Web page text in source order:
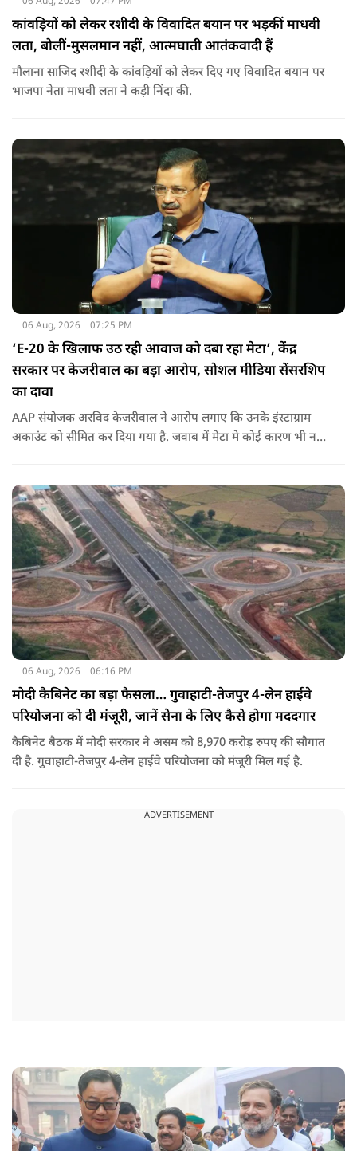
कांवड़ियों को लेकर रशीदी के विवादित बयान पर भड़कीं माधवी
लता, बोलीं-मुसलमान नहीं, आत्मघाती आतंकवादी हैं
मौलाना साजिद रशीदी के कांवड़ियों को लेकर दिए गए विवादित बयान पर
भाजपा नेता माधवी लता ने कड़ी निंदा की.
06 Aug, 2026 07:25 PM
‘E-20 के खिलाफ उठ रही आवाज को दबा रहा मेटा’, केंद्र
सरकार पर केजरीवाल का बड़ा आरोप, सोशल मीडिया सेंसरशिप
का दावा
AAP संयोजक अरविद केजरीवाल ने आरोप लगाए कि उनके इंस्टाग्राम
अकाउंट को सीमित कर दिया गया है. जवाब में मेटा मे कोई कारण भी नहीं
06 Aug, 2026 06:16 PM
मोदी कैबिनेट का बड़ा फैसला… गुवाहाटी-तेजपुर 4-लेन हाईवे
परियोजना को दी मंजूरी, जानें सेना के लिए कैसे होगा मददगार
कैबिनेट बैठक में मोदी सरकार ने असम को 8,970 करोड़ रुपए की सौगात
दी है. गुवाहाटी-तेजपुर 4-लेन हाईवे परियोजना को मंजूरी मिल गई है.
ADVERTISEMENT